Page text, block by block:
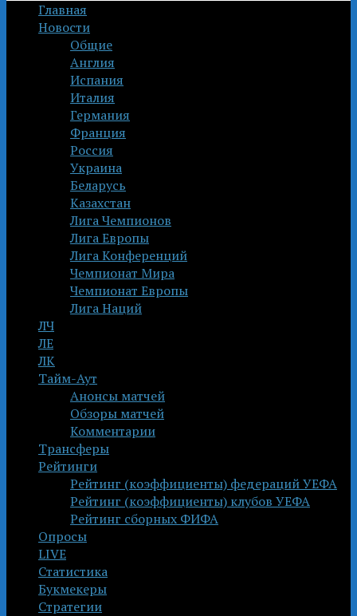
Главная
Новости
Общие
Англия
Испания
Италия
Германия
Франция
Россия
Украина
Беларусь
Казахстан
Лига Чемпионов
Лига Европы
Лига Конференций
Чемпионат Мира
Чемпионат Европы
Лига Наций
ЛЧ
ЛЕ
ЛК
Тайм-Аут
Анонсы матчей
Обзоры матчей
Комментарии
Трансферы
Рейтинги
Рейтинг (коэффициенты) федераций УЕФА
Рейтинг (коэффициенты) клубов УЕФА
Рейтинг сборных ФИФА
Опросы
LIVE
Статистика
Букмекеры
Стратегии